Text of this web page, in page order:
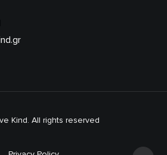
Kind. All rights reserved